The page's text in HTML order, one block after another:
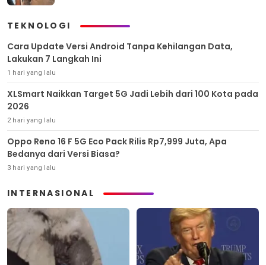
TEKNOLOGI
Cara Update Versi Android Tanpa Kehilangan Data,
Lakukan 7 Langkah Ini
1 hari yang lalu
XLSmart Naikkan Target 5G Jadi Lebih dari 100 Kota pada
2026
2 hari yang lalu
Oppo Reno 16 F 5G Eco Pack Rilis Rp7,999 Juta, Apa
Bedanya dari Versi Biasa?
3 hari yang lalu
INTERNASIONAL